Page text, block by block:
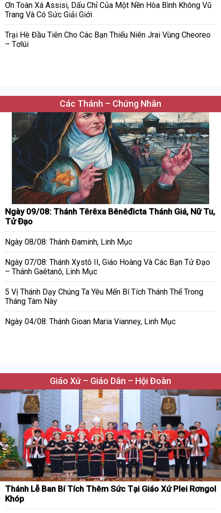
Ơn Toàn Xá Assisi, Dấu Chỉ Của Một Nền Hòa Bình Không Vũ
Trang Và Có Sức Giải Giới
Trại Hè Đầu Tiên Cho Các Bạn Thiếu Niên Jrai Vùng Cheoreo
– Tơlúi
Các Thánh – Chứng Nhân
Ngày 09/08: Thánh Têrêxa Bênêđicta Thánh Giá, Nữ Tu,
Tử Đạo
Ngày 08/08: Thánh Đaminh, Linh Mục
Ngày 07/08: Thánh Xystô II, Giáo Hoàng Và Các Bạn Tử Đạo
– Thánh Gaêtanô, Linh Mục
5 Vị Thánh Dạy Chúng Ta Yêu Mến Bí Tích Thánh Thể Trong
Tháng Tám Này
Ngày 04/08: Thánh Gioan Maria Vianney, Linh Mục
Giáo Xứ – Giáo Dân – Hội Đoàn
Thánh Lễ Ban Bí Tích Thêm Sức Tại Giáo Xứ Plei Rơngol
Khóp